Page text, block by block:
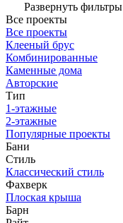
Развернуть фильтры
Все проекты
Все проекты
Клееный брус
Комбинированные
Каменные дома
Авторские
Тип
1-этажные
2-этажные
Популярные проекты
Бани
Стиль
Классический стиль
Фахверк
Плоская крыша
Барн